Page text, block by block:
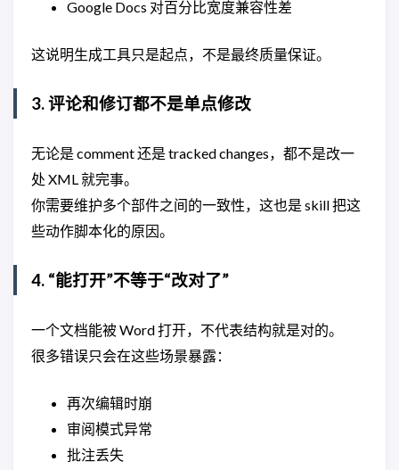
Google Docs 对百分比宽度兼容性差
这说明生成工具只是起点，不是最终质量保证。
3. 评论和修订都不是单点修改
无论是 comment 还是 tracked changes，都不是改一
处 XML 就完事。
你需要维护多个部件之间的一致性，这也是 skill 把这
些动作脚本化的原因。
4. “能打开”不等于“改对了”
一个文档能被 Word 打开，不代表结构就是对的。
很多错误只会在这些场景暴露：
再次编辑时崩
审阅模式异常
批注丢失